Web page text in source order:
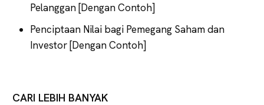
Pelanggan [Dengan Contoh]
Penciptaan Nilai bagi Pemegang Saham dan
Investor [Dengan Contoh]
CARI LEBIH BANYAK